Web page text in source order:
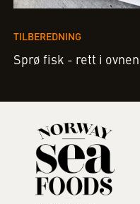
TILBEREDNING
Sprø fisk - rett i ovnen